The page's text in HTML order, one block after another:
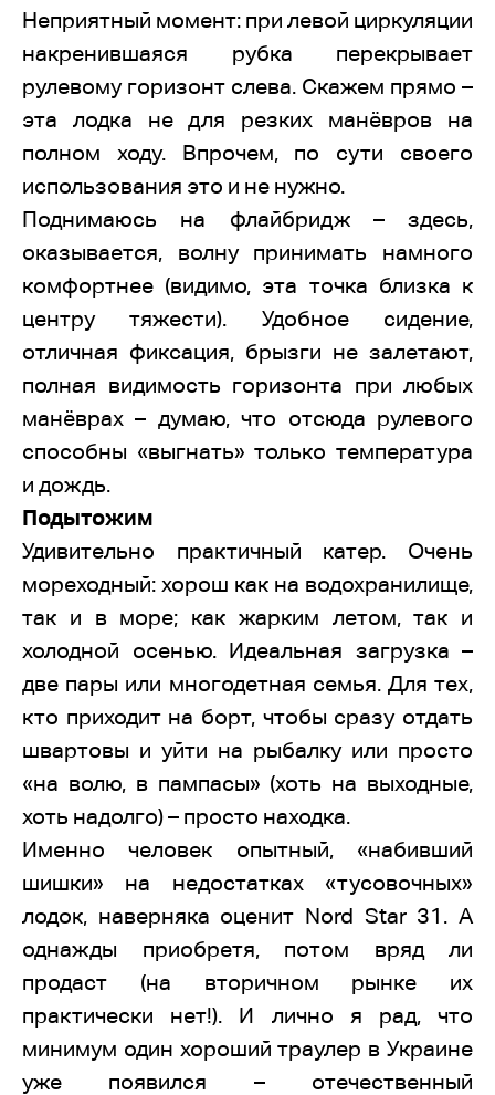
Неприятный момент: при левой циркуляции
накренившаяся рубка перекрывает
рулевому горизонт слева. Скажем прямо –
эта лодка не для резких манёвров на
полном ходу. Впрочем, по сути своего
использования это и не нужно.
Поднимаюсь на флайбридж – здесь,
оказывается, волну принимать намного
комфортнее (видимо, эта точка близка к
центру тяжести). Удобное сидение,
отличная фиксация, брызги не залетают,
полная видимость горизонта при любых
манёврах – думаю, что отсюда рулевого
способны «выгнать» только температура
и дождь.
Подытожим
Удивительно практичный катер. Очень
мореходный: хорош как на водохранилище,
так и в море; как жарким летом, так и
холодной осенью. Идеальная загрузка –
две пары или многодетная семья. Для тех,
кто приходит на борт, чтобы сразу отдать
швартовы и уйти на рыбалку или просто
«на волю, в пампасы» (хоть на выходные,
хоть надолго) – просто находка.
Именно человек опытный, «набивший
шишки» на недостатках «тусовочных»
лодок, наверняка оценит Nord Star 31. А
однажды приобретя, потом вряд ли
продаст (на вторичном рынке их
практически нет!). И лично я рад, что
минимум один хороший траулер в Украине
уже появился – отечественный